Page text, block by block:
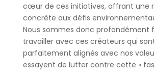
cœur de ces initiatives, offrant une
concrète aux défis
Nous sommes donc profondément
travailler avec ces créateurs qui
parfaitement alignés avec nos
essayent de lutter contre cette «